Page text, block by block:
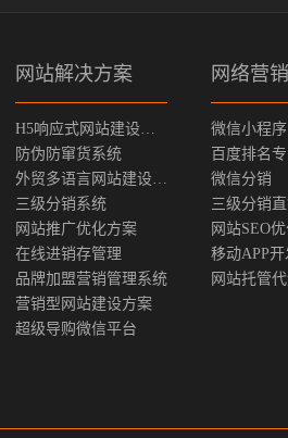
网站解决方案
防伪防窜货系统
三级分销系统
网站推广优化方案
在线进销存管理
品牌加盟营销管理系统
营销型网站建设方案
超级导购微信平台
网络营销
微信小程序
百度排名
微信分销
三级分销
网站SEO
移动APP开
网站托管